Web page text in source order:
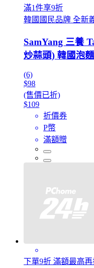
滿1件享9折
韓國國民品牌 全新
SamYang 三養
炒蒜頭) 韓國泡
(6)
$98
(售價已折)
$109
折價券
P幣
滿額贈
下單9折 滿額最高再